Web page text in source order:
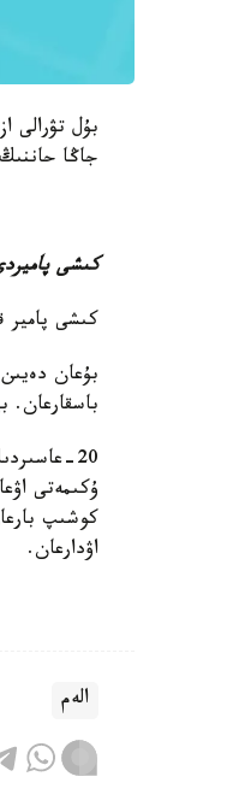
بۇل تۋرالى
جاڭا
كىشى
كىشى پامير
باسقارعان. بيىل شىلدەنىڭ 15- كۇنى 68
20-
ۇكىمەتى
كوشىپ
اۋدارعان.
الەم